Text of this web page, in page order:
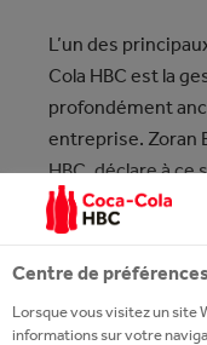
L’un des
Cola HBC est la
profondément
entreprise. Zoran
HBC, déclare à
le DJSI montre
L’année dernière,
l’objectif
allons atteindre
Centre de préférences
Lorsque vous visitez un site
informations sur votre